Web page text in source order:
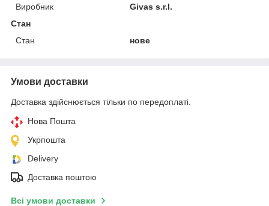
Виробник
Givas s.r.l.
Стан
Стан
нове
Умови доставки
Доставка здійснюється тільки по передоплаті.
Нова Пошта
Укрпошта
Delivery
Доставка поштою
Всі умови доставки